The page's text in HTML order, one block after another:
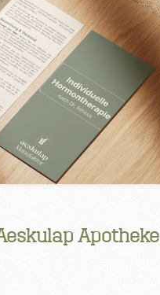
Apotheke